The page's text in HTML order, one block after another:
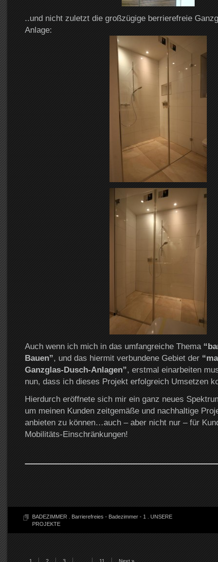
..und nicht zuletzt die großzügige berrierefreie
Anlage:
Auch wenn ich mich in das umfangreiche Thema
Bauen”, und das hiermit verbundene Gebiet der
Ganzglas-Dusch-Anlagen”, erstmal einarbeiten
nun, dass ich dieses Projekt erfolgreich Umsetzen
Hierdurch eröffnete sich mir ein ganz neues
um meinen Kunden zeitgemäße und nachhaltige
anbieten zu können…auch – aber nicht nur – für
Mobilitäts-Einschränkungen!
BADEZIMMER Barrierefreies - Badezimmer - 1
UNSERE
PROJEKTE